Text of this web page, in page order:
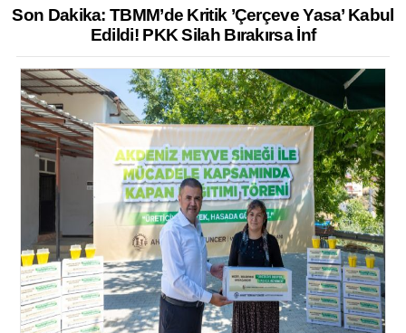
Son Dakika: TBMM’de Kritik ’Çerçeve Yasa’ Kabul
Edildi! PKK Silah Bırakırsa İnf